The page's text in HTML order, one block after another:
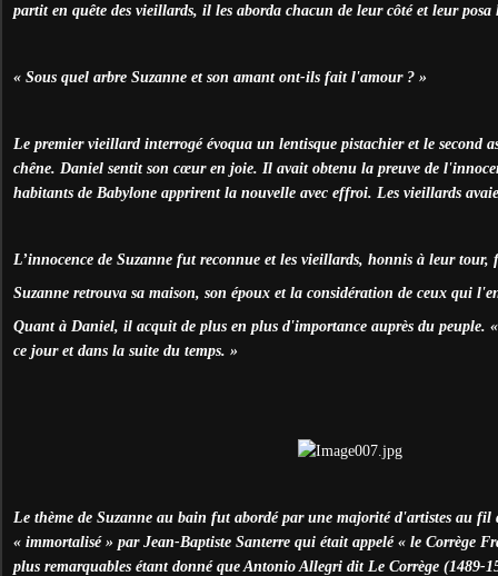
partit en quête des vieillards, il les aborda chacun de leur côté et leur
« Sous quel arbre Suzanne et son amant ont-ils fait l'amour ? »
Le premier vieillard interrogé évoqua un lentisque pistachier et le second
chêne. Daniel sentit son cœur en joie. Il avait obtenu la preuve de
habitants de Babylone apprirent la nouvelle avec effroi. Les vieillards
L’innocence de Suzanne fut reconnue et les vieillards, honnis à leur
Suzanne retrouva sa maison, son époux et la considération de ceux qui
Quant à Daniel, il acquit de plus en plus d'importance auprès du peuple.
ce jour et dans la suite du temps. »
Le thème de Suzanne au bain fut abordé par une majorité d'artistes au fil
« immortalisé » par Jean-Baptiste Santerre qui était appelé « le Corrège
plus remarquables étant donné que Antonio Allegri dit Le Corrège (1489-